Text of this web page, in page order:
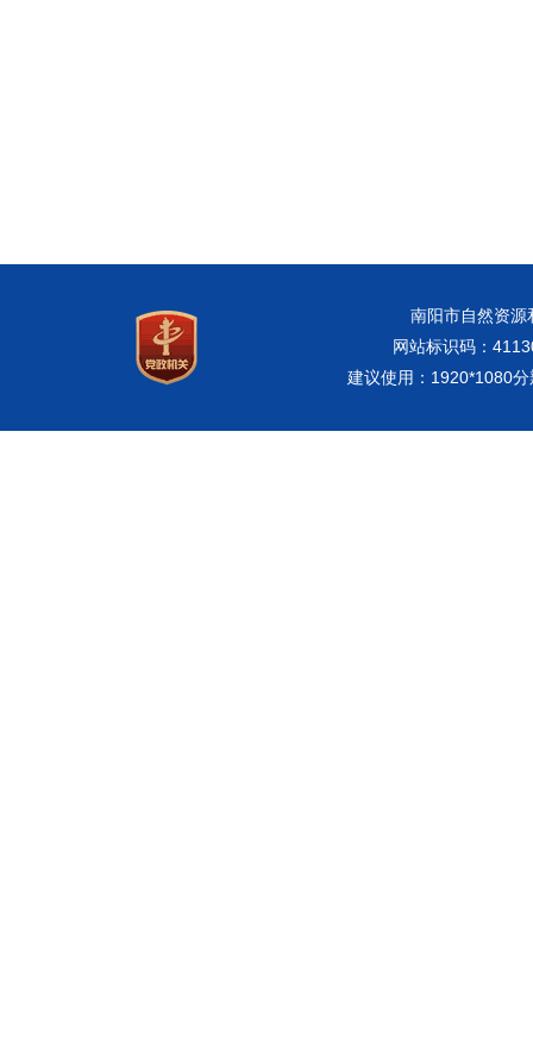
南阳市自然资
网站标识码：
建议使用：1920*1080